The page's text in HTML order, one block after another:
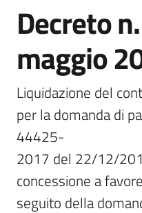
Decreto
maggio
Liquidazione del
per la domanda di
44425-
2017 del 22/12/
concessione a
seguito della